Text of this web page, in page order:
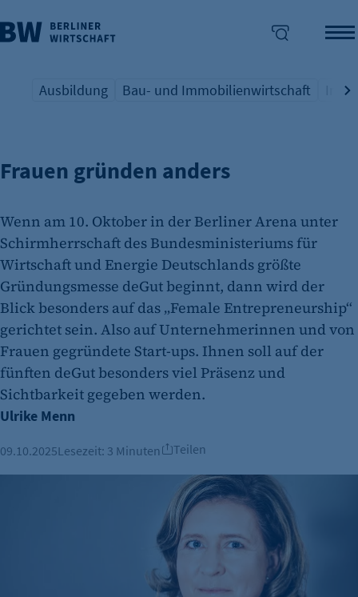
überspringen
Übersicht Schlagwort
Ausbildung
Übersicht Schlagwort
Bau- und Immobilienwirtschaft
FEMALE ENTREPRENEURSHIP
Frauen gründen anders
Wenn am 10. Oktober in der Berliner Arena unter
Schirmherrschaft des Bundesministeriums für
Wirtschaft und Energie Deutschlands größte
Gründungsmesse deGut beginnt, dann wird der
Blick besonders auf das „Female Entrepreneurship“
gerichtet sein. Also auf Unternehmerinnen und von
Frauen gegründete Start-ups. Ihnen soll auf der
fünften deGut besonders viel Präsenz und
Sichtbarkeit gegeben werden.
Ulrike Menn
09.10.2025Lesezeit: 3 Minuten Teilen